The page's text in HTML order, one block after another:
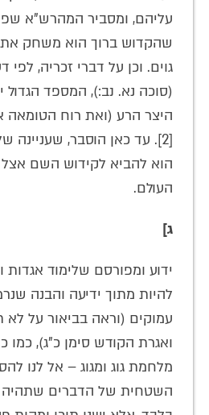
עליהם, ומסביר המהרש"א
שהקדוש ברוך הוא משחק
גוים. וכן על דברי זכריה,
(סוכה נא. נב:), המספד הגדול
היצר הרע (ואת רוח הטומאה
[2]. עד כאן הוסבר, שעניינה
הוא להביא לקידוש השם אצל
העולם.
ג]
ידוע ומפורסם שלימוד אגדות
להיות מתוך ידיעה והבנה
עמוקים (וראה בביאור על לא
ואגרת הקודש סימן כ"ג), כמו
מלחמת גוג ומגוג – אל לנו
השטחית של הדברים שתהיה